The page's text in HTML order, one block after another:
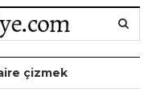
çizmek